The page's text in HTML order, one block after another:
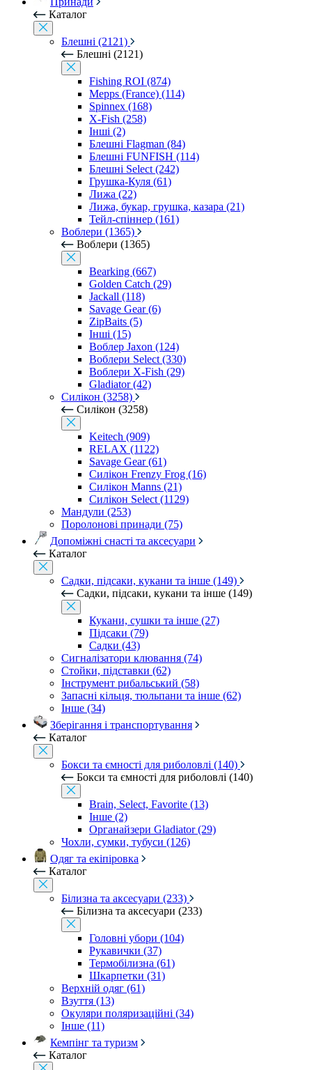
Каталог
Блешні (2121)
Блешні (2121)
Fishing ROI (874)
Mepps (France) (114)
Spinnex (168)
X-Fish (258)
Інші (2)
Блешні Flagman (84)
Блешні FUNFISH (114)
Блешні Select (242)
Грушка-Куля (61)
Лижа (22)
Лижа, букар, грушка, казара (21)
Тейл-спіннер (161)
Воблери (1365)
Воблери (1365)
Bearking (667)
Golden Catch (29)
Jackall (118)
Savage Gear (6)
ZipBaits (5)
Інші (15)
Воблер Jaxon (124)
Воблери Select (330)
Воблери X-Fish (29)
Gladiator (42)
Силікон (3258)
Силікон (3258)
Keitech (909)
RELAX (1122)
Savage Gear (61)
Силікон Frenzy Frog (16)
Силікон Manns (21)
Силікон Select (1129)
Мандули (253)
Поролонові принади (75)
Допоміжні снасті та аксесуари
Каталог
Садки, підсаки, кукани та інше (149)
Садки, підсаки, кукани та інше (149)
Кукани, сушки та інше (27)
Підсаки (79)
Садки (43)
Сигналізатори клювання (74)
Стойки, підставки (62)
Інструмент рибальський (58)
Запасні кільця, тюльпани та інше (62)
Інше (34)
Зберігання і транспортування
Каталог
Бокси та ємності для риболовлі (140)
Бокси та ємності для риболовлі (140)
Brain, Select, Favorite (13)
Інше (2)
Органайзери Gladiator (29)
Чохли, сумки, тубуси (126)
Одяг та екіпіровка
Каталог
Білизна та аксесуари (233)
Білизна та аксесуари (233)
Головні убори (104)
Рукавички (37)
Термобілизна (61)
Шкарпетки (31)
Верхній одяг (61)
Взуття (13)
Окуляри поляризаційні (34)
Інше (11)
Кемпінг та туризм
Каталог